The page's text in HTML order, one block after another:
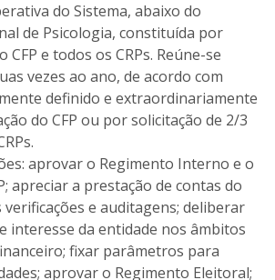
do Sistema, abaixo do
de Psicologia, constituída por
e todos os CRPs. Reúne-se
vezes ao ano, de acordo com
definido e extraordinariamente
do CFP ou por solicitação de 2/3
aprovar o Regimento Interno e o
apreciar a prestação de contas do
verificações e auditagens; deliberar
interesse da entidade nos âmbitos
fixar parâmetros para
aprovar o Regimento Eleitoral;